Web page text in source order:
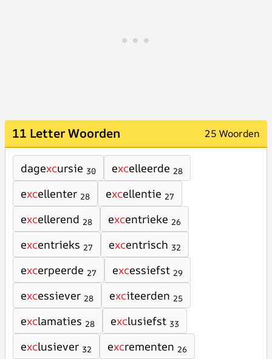
11 Letter Woorden 25 Woorden
dagexcursie 30 excelleerde 28
excellenter 28 excellentie 27
excellerend 28 excentrieke 26
excentrieks 27 excentrisch 32
excerpeerde 27 excessiefst 29
excessiever 28 exciteerden 25
exclamaties 28 exclusiefst 33
exclusiever 32 excrementen 26